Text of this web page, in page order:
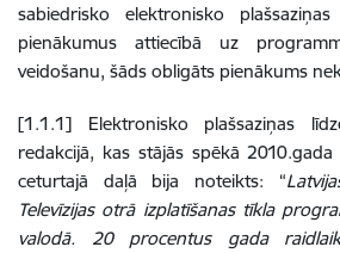
sabiedrisko elektronisko
pienākumus attiecībā uz
veidošanu, šāds obligāts pienākums
[1.1.1] Elektronisko plašsaziņas
redakcijā, kas stājās spēkā
ceturtajā daļā bija noteikts: “
Televīzijas otrā izplatīšanas tīkla
valodā. 20 procentus gada